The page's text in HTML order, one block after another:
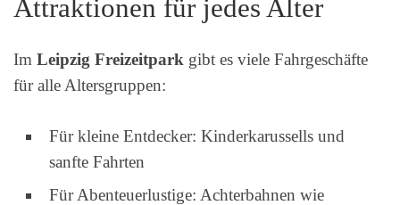
Attraktionen für jedes Alter
Im Leipzig Freizeitpark gibt es viele Fahrgeschäfte
für alle Altersgruppen:
Für kleine Entdecker: Kinderkarussells und
sanfte Fahrten
Für Abenteuerlustige: Achterbahnen wie